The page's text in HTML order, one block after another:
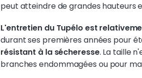
peut atteindre de grandes hauteurs
L'entretien du Tupélo est
durant ses premières années pour
résistant à la sécheresse. La taille
branches endommagées ou pour